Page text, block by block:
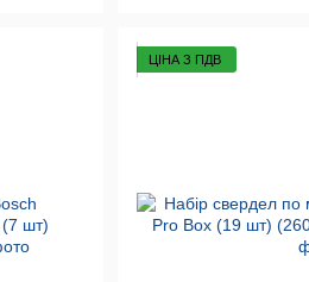
ЦІНА З ПДВ